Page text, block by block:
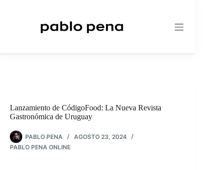
Lanzamiento de CódigoFood: La Nueva Revista
Gastronómica de Uruguay
PABLO PENA
AGOSTO 23, 2024
PABLO PENA ONLINE